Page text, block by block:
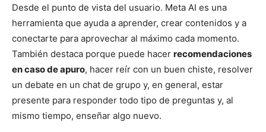
Desde el punto de vista del usuario. Meta AI es una
herramienta que ayuda a aprender, crear contenidos y a
conectarte para aprovechar al máximo cada momento.
También destaca porque puede hacer recomendaciones
en caso de apuro, hacer reír con un buen chiste, resolver
un debate en un chat de grupo y, en general, estar
presente para responder todo tipo de preguntas y, al
mismo tiempo, enseñar algo nuevo.